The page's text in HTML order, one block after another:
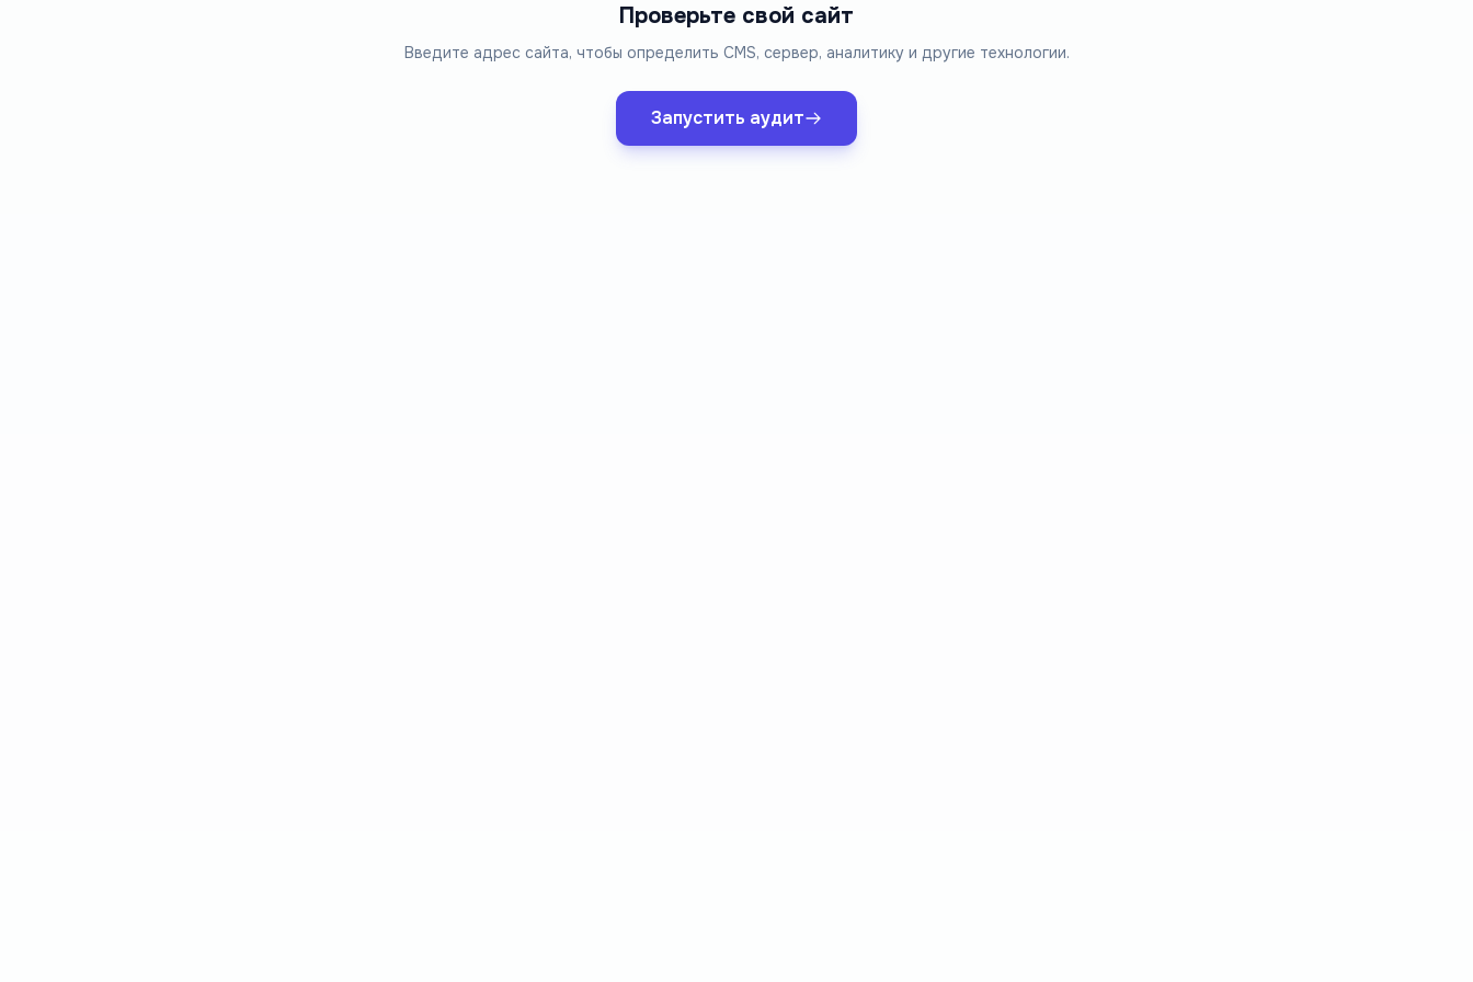
Проверьте свой сайт
Введите адрес сайта, чтобы определить CMS, сервер, аналитику и другие технологии.
Запустить аудит